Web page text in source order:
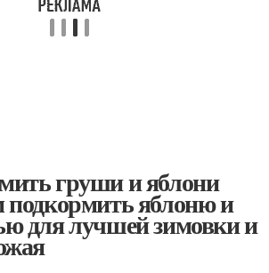
груши и яблони
подкормить яблоню и
для лучшей зимовки и